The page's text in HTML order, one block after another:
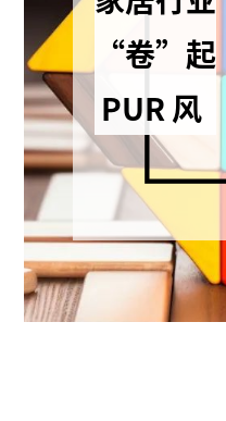
“卷”起
PUR 风